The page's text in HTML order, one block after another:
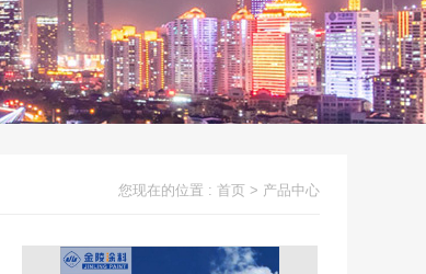
您现在的位置 : 首页 > 产品中心